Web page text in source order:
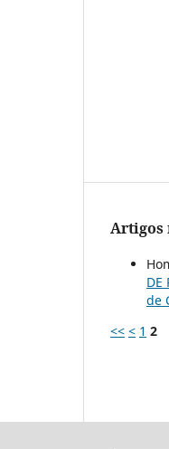
Artigos
DE
de
<< < 1 2